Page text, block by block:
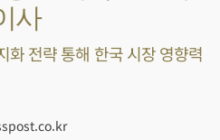
사
화 전략 통해 한국 시장 영향력